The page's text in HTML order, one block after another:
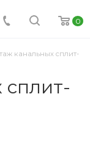
0
канальных сплит-